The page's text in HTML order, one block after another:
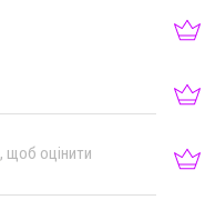
, щоб оцінити